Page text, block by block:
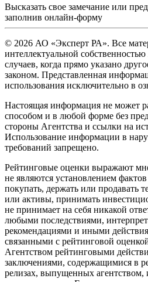
Высказать свое замечание или
заполнив онлайн-форму
© 2026 АО «Эксперт РА». Все
интеллектуальной
случаев, когда прямо указано
законом. Представленная
использования исключительно в
Настоящая информация не может
способом и в любой форме без
стороны Агентства и ссылки на
Использование информации в
требований запрещено.
Рейтинговые оценки выражают
не являются установлением
покупать, держать или продавать
или активы, принимать
не принимает на себя никакой
любыми последствиями,
рекомендациями и иными
связанными с рейтинговой
Агентством рейтинговыми
заключениями, содержащимися в
релизах, выпущенных агентством,